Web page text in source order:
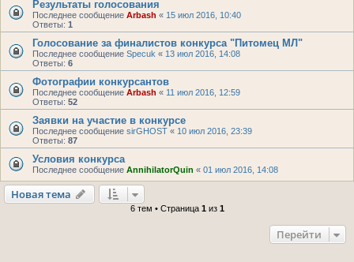
Результаты голосования
Последнее сообщение Arbash « 15 июл 2016, 10:40
Ответы: 1
Голосование за финалистов конкурса "Питомец МЛ"
Последнее сообщение Specuk « 13 июл 2016, 14:08
Ответы: 6
Фотографии конкурсантов
Последнее сообщение Arbash « 11 июл 2016, 12:59
Ответы: 52
Заявки на участие в конкурсе
Последнее сообщение sirGHOST « 10 июл 2016, 23:39
Ответы: 87
Условия конкурса
Последнее сообщение AnnihilatorQuin « 01 июл 2016, 14:08
Новая тема
6 тем • Страница 1из 1
Перейти